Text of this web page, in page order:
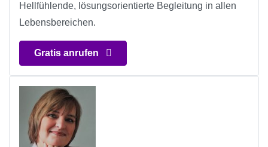
Hellfühlende, lösungsorientierte Begleitung in allen
Lebensbereichen.
Gratis anrufen